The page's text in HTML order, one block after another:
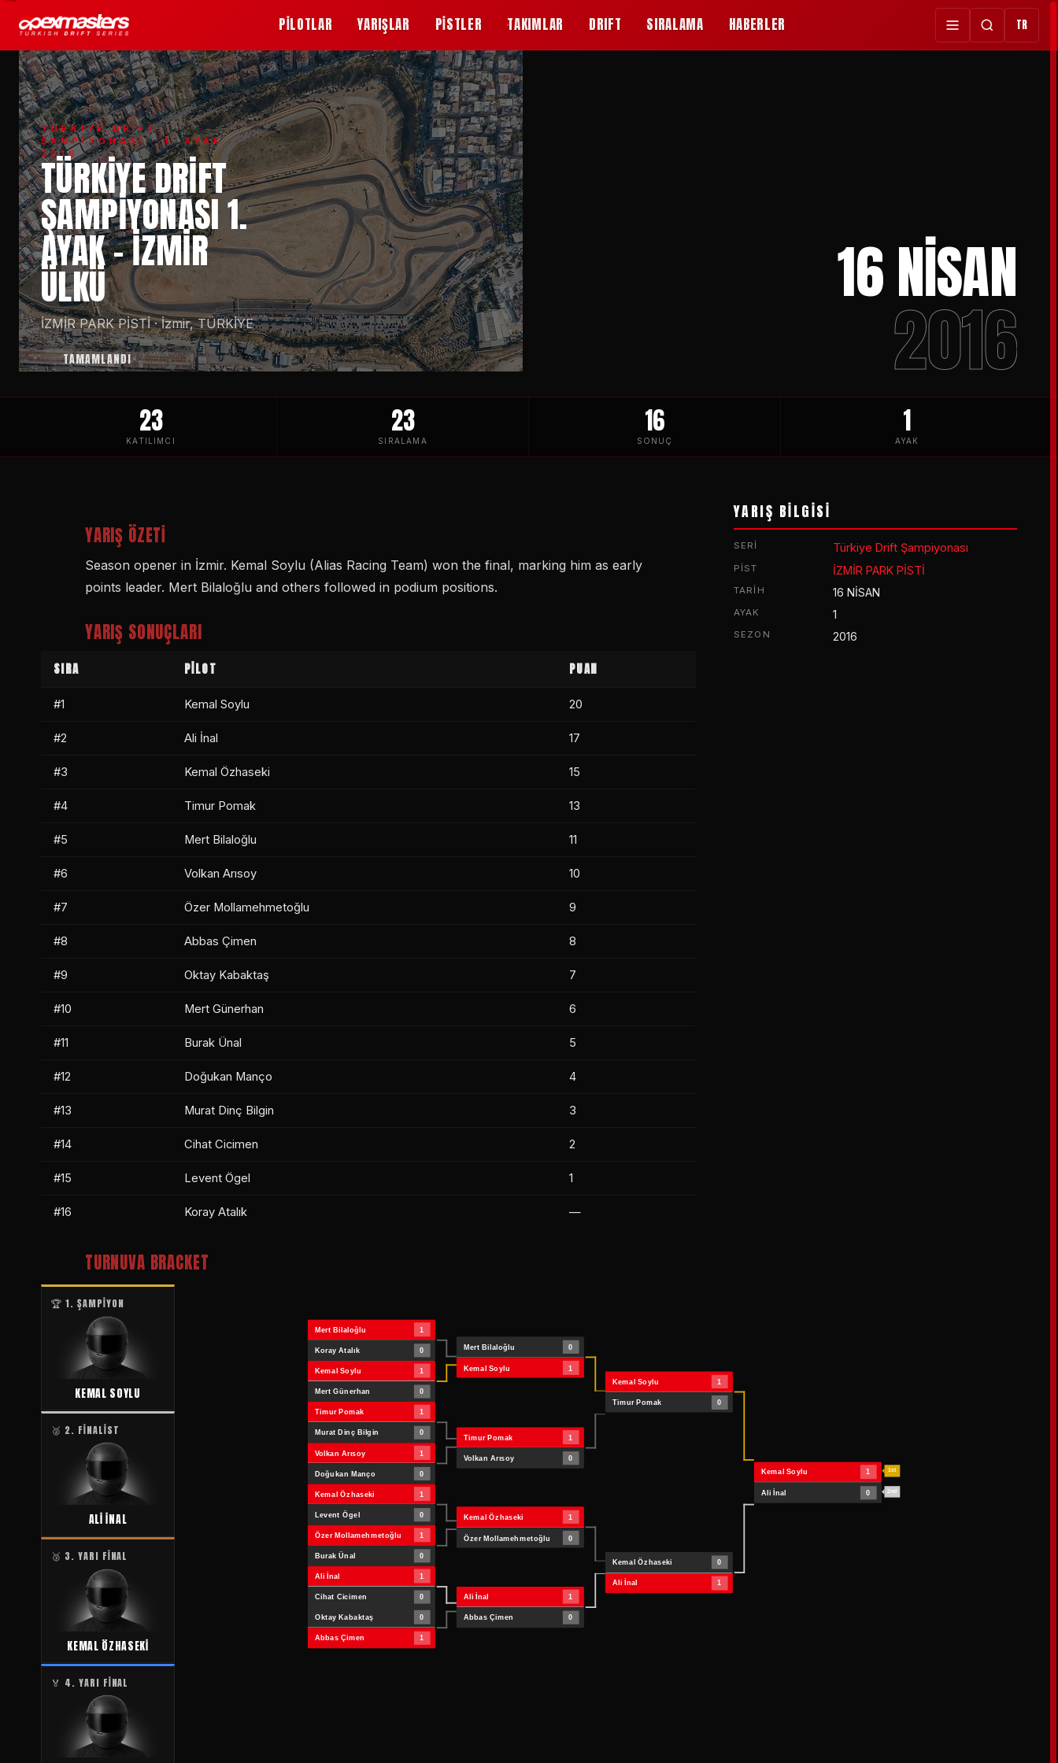
PİLOTLAR YARIŞLAR PİSTLER TAKIMLAR DRIFT SIRALAMA HABERLER TR
TÜRKİYE DRİFT
ŞAMPİYONASI· 1. AYAK ·
2016
TÜRKIYE DRIFT
ŞAMPIYONASI 1.
AYAK - İZMIR
ÜLKÜ
İZMİR PARK PİSTİ·İzmir, TÜRKİYE
TAMAMLANDI
16 NİSAN
2016
23
KATILIMCI
23
SIRALAMA
16
SONUÇ
1
AYAK
YARIŞ ÖZETI
Season opener in İzmir. Kemal Soylu (Alias Racing Team) won the final, marking him as early
points leader. Mert Bilaloğlu and others followed in podium positions.
YARIŞ SONUÇLARI
SIRA PİLOT PUAN
#1 Kemal Soylu 20
#2 Ali İnal 17
#3 Kemal Özhaseki 15
#4 Timur Pomak 13
#5 Mert Bilaloğlu 11
#6 Volkan Arısoy 10
#7 Özer Mollamehmetoğlu 9
#8 Abbas Çimen 8
#9 Oktay Kabaktaş 7
#10 Mert Günerhan 6
#11 Burak Ünal 5
#12 Doğukan Manço 4
#13 Murat Dinç Bilgin 3
#14 Cihat Cicimen 2
#15 Levent Ögel 1
#16 Koray Atalık —
TURNUVA BRACKET
🏆 1. ŞAMPİYON
KEMAL SOYLU
🥈 2. FİNALİST
ALİ İNAL
🥉 3. YARI FİNAL
KEMAL ÖZHASEKİ
🏅 4. YARI FİNAL
YARIŞ BİLGİSİ
SERI Türkiye Drift Şampiyonası
PIST İZMİR PARK PİSTİ
TARIH 16 NİSAN
AYAK 1
SEZON 2016